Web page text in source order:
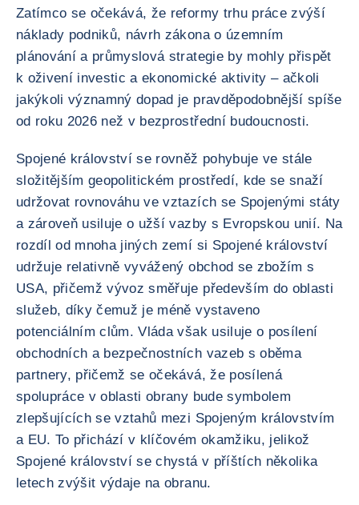
Zatímco se očekává, že reformy trhu práce zvýší
náklady podniků, návrh zákona o územním
plánování a průmyslová strategie by mohly přispět
k oživení investic a ekonomické aktivity – ačkoli
jakýkoli významný dopad je pravděpodobnější spíše
od roku 2026 než v bezprostřední budoucnosti.
Spojené království se rovněž pohybuje ve stále
složitějším geopolitickém prostředí, kde se snaží
udržovat rovnováhu ve vztazích se Spojenými státy
a zároveň usiluje o užší vazby s Evropskou unií. Na
rozdíl od mnoha jiných zemí si Spojené království
udržuje relativně vyvážený obchod se zbožím s
USA, přičemž vývoz směřuje především do oblasti
služeb, díky čemuž je méně vystaveno
potenciálním clům. Vláda však usiluje o posílení
obchodních a bezpečnostních vazeb s oběma
partnery, přičemž se očekává, že posílená
spolupráce v oblasti obrany bude symbolem
zlepšujících se vztahů mezi Spojeným královstvím
a EU. To přichází v klíčovém okamžiku, jelikož
Spojené království se chystá v příštích několika
letech zvýšit výdaje na obranu.